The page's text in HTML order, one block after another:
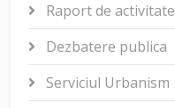
Raport de activitate
Dezbatere publica
Serviciul Urbanism